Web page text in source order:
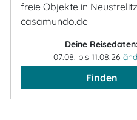
freie Objekte in
casamundo.de
Deine
07.08. bis 11.08.26
Finden